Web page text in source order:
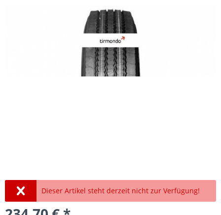
Dieser Artikel steht derzeit nicht zur Verfügung!